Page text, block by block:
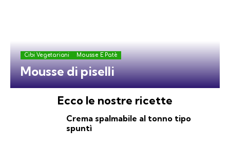
Cibi Vegetariani Mousse E Patè
Mousse di piselli
Ecco le nostre ricette
Crema spalmabile al tonno tipo
spuntì